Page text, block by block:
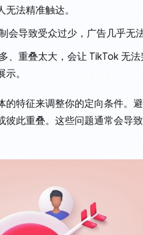
法精准触达。
会导致受众过少，广告几乎无
、重叠太大，会让 TikTok 无
。
的特征来调整你的定向条件。
彼此重叠。这些问题通常会导